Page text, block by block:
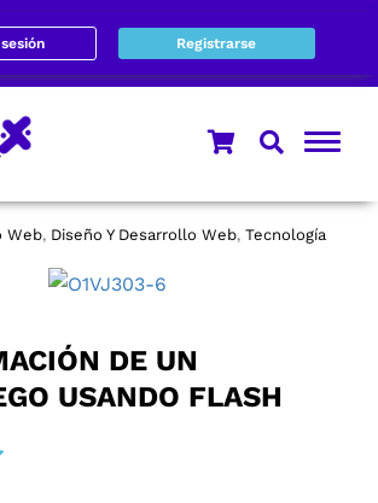
Registrarse
Web, Diseño Y Desarrollo Web, Tecnología
DE UN
USANDO FLASH